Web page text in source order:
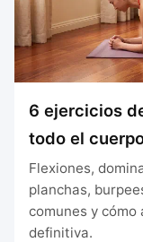
6 ejercicios
todo el
Flexiones,
planchas,
comunes y
definitiva.